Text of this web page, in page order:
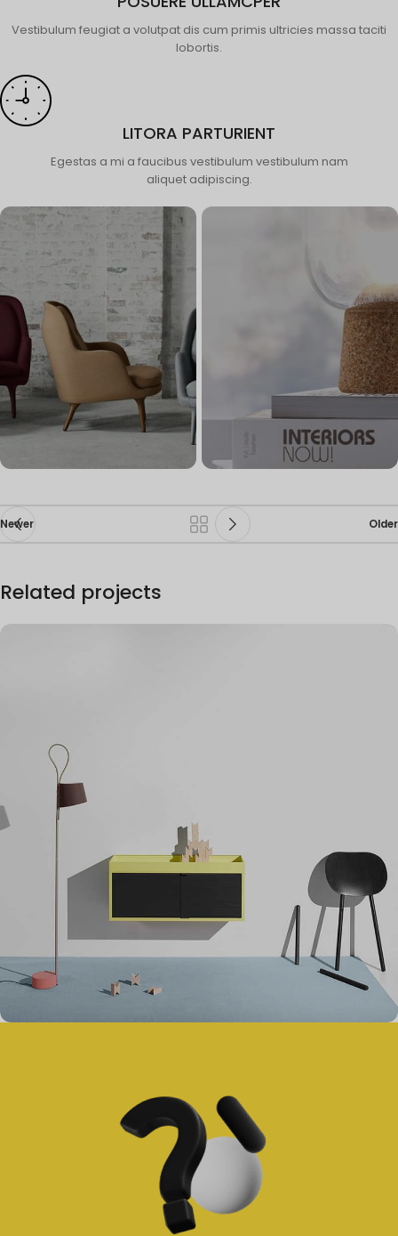
Vestibulum feugiat a volutpat dis cum primis ultricies massa taciti
lobortis.
LITORA PARTURIENT
Egestas a mi a faucibus vestibulum vestibulum nam
aliquet adipiscing.
Newer Older
Related projects